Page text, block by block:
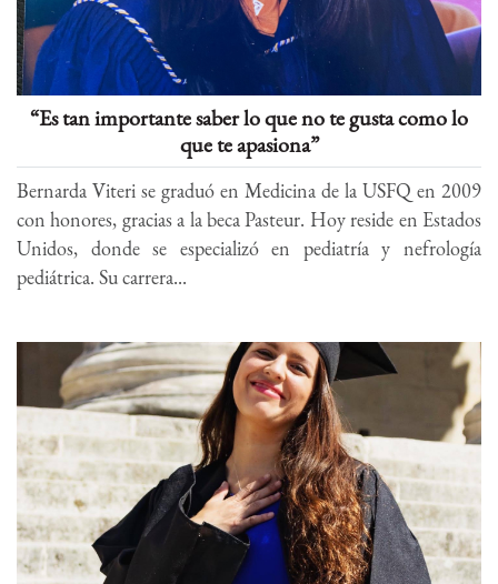
“Es tan importante saber lo que no te gusta como lo
que te apasiona”
Bernarda Viteri se graduó en Medicina de la USFQ en 2009
con honores, gracias a la beca Pasteur. Hoy reside en Estados
Unidos, donde se especializó en pediatría y nefrología
pediátrica. Su carrera...